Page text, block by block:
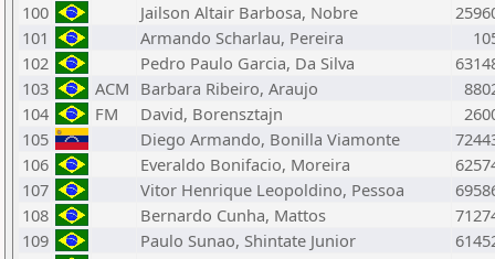
100
Jailson Altair Barbosa, Nobre
101
Armando Scharlau, Pereira
102
Pedro Paulo Garcia, Da Silva
103
ACM Barbara Ribeiro, Araujo
104
FM David, Borensztajn
105
Diego Armando, Bonilla Viamonte
106
Everaldo Bonifacio, Moreira
107
Vitor Henrique Leopoldino, Pessoa
108
Bernardo Cunha, Mattos
109
Paulo Sunao, Shintate Junior